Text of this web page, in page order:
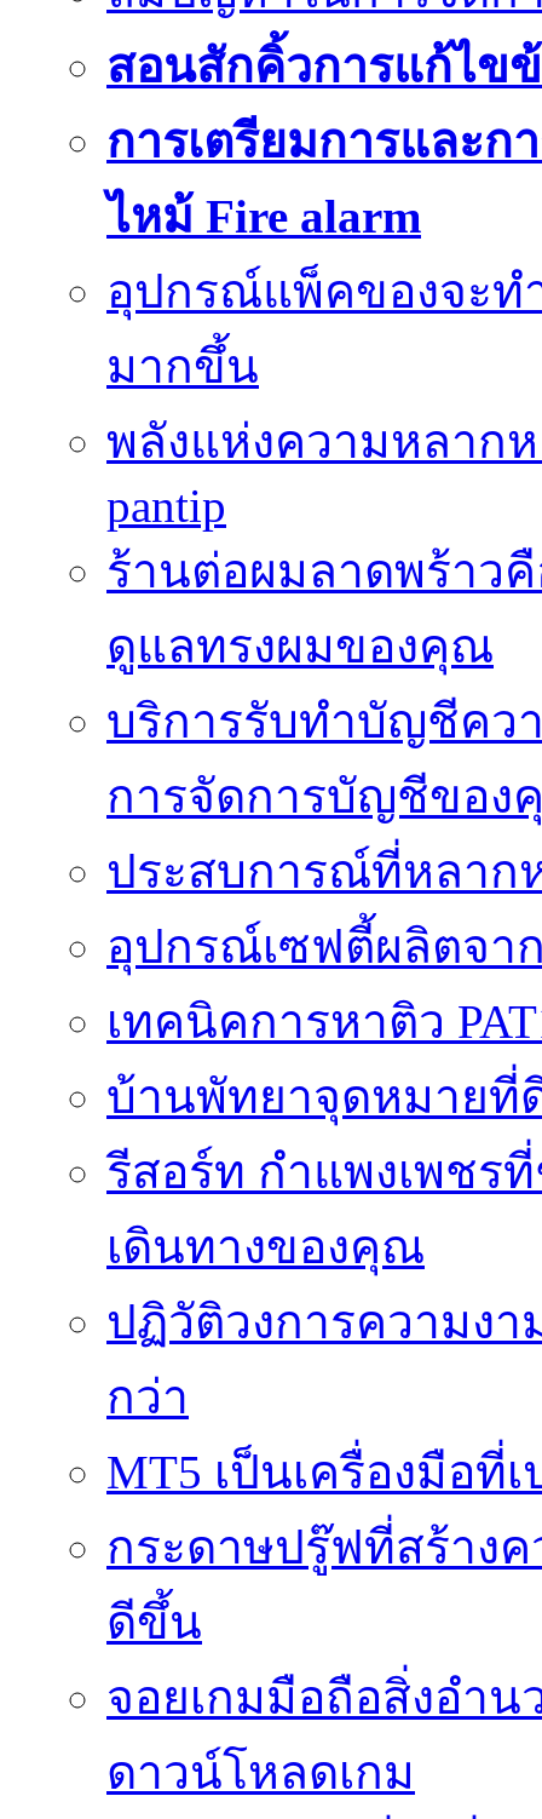
สอนสักคิ้วการแก้ไข
การเตรียมการและก
ไหม้ Fire alarm
อุปกรณ์แพ็คของจะท
มากขึ้น
พลังแห่งความหลาก
pantip
ร้านต่อผมลาดพร้าว
ดูแลทรงผมของคุณ
บริการรับทำบัญชีคว
การจัดการบัญชีของ
ประสบการณ์ที่หลาก
อุปกรณ์เซฟตี้ผลิตจา
เทคนิคการหาติว
บ้านพัทยาจุดหมายที่
รีสอร์ท กำแพงเพชร
เดินทางของคุณ
ปฏิวัติวงการความง
กว่า
MT5 เป็นเครื่องมือที่
กระดาษปรู๊ฟที่สร้าง
ดีขึ้น
จอยเกมมือถือสิ่งอำ
ดาวน์โหลดเกม